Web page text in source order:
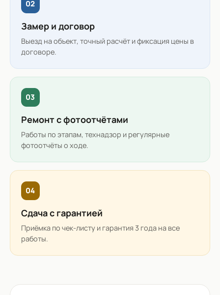
02
Замер и договор
Выезд на объект, точный расчёт и фиксация цены в
договоре.
03
Ремонт с фотоотчётами
Работы по этапам, технадзор и регулярные
фотоотчёты о ходе.
04
Сдача с гарантией
Приёмка по чек-листу и гарантия 3 года на все
работы.